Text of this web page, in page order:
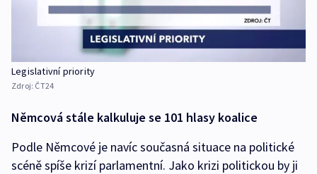
Legislativní priority
Zdroj: ČT24
Němcová stále kalkuluje se 101 hlasy koalice
Podle Němcové je navíc současná situace na politické
scéně spíše krizí parlamentní. Jako krizi politickou by ji